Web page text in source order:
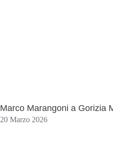
Marco Marangoni a Gorizia
20 Marzo 2026